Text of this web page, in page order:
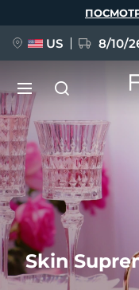
Skin
US 8/10/
НОВИНКА
FAQ™ Pure
BREAKING NEWS
Язык
English
Français
Polski